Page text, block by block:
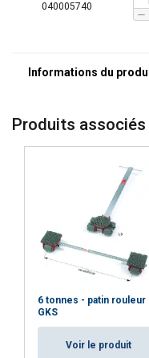
040005740
Produits associés
6 tonnes - patin rouleur
GKS
Voir le produit